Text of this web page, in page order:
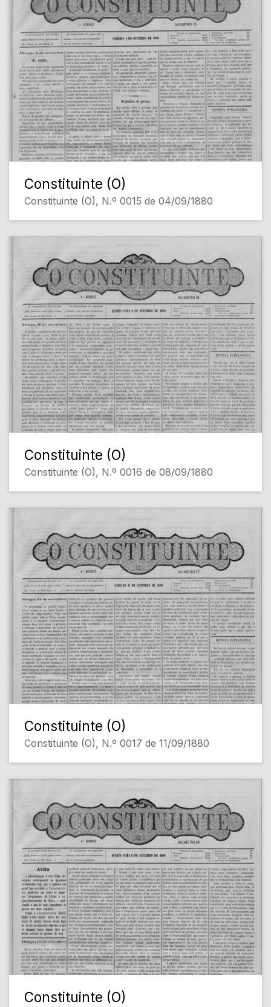
Constituinte (O)
Constituinte (O), N.º 0015 de 04/09/1880
Constituinte (O)
Constituinte (O), N.º 0016 de 08/09/1880
Constituinte (O)
Constituinte (O), N.º 0017 de 11/09/1880
Constituinte (O)